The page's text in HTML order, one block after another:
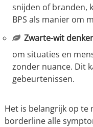
snijden of branden,
BPS als manier om
Zwarte-wit
om situaties en
zonder nuance. Dit
gebeurtenissen.
Het is belangrijk op
borderline alle